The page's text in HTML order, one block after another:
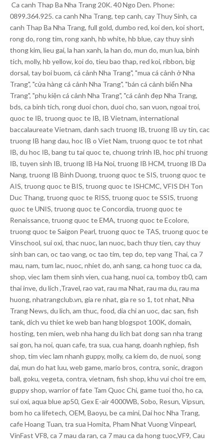
Ca canh Thap Ba Nha Trang 20K. 40 Ngo Den. Phone:
0899.364.925. ca canh Nha Trang, tep canh, cay Thuy Sinh, ca
canh Thap Ba Nha Trang, full gold, dumbo red, koi den, koi short,
rong do, rong tim, rong xanh, hb white, hb blue, cay thuy sinh
thong kim, lieu gai, la han xanh, la han do, mun do, mun lua, binh
tich, molly, hb yellow, koi do, tieu bao thap, red koi, ribbon, big
dorsal, tay boi buom, cá cảnh Nha Trang", "mua cá cảnh ở Nha
Trang", "cửa hàng cá cảnh Nha Trang", "bán cá cảnh biển Nha
Trang", "phụ kiện cá cảnh Nha Trang", "cá cảnh đẹp Nha Trang,
bds, ca binh tich, rong duoi chon, duoi cho, san vuon, ngoai troi,
quoc te IB, truong quoc te IB, IB Vietnam, international
baccalaureate Vietnam, danh sach truong IB, truong IB uy tin, cac
truong IB hang dau, hoc IB o Viet Nam, truong quoc te tot nhat
IB, du hoc IB, bang tu tai quoc te, chuong trinh IB, hoc phi truong
IB, tuyen sinh IB, truong IB Ha Noi, truong IB HCM, truong IB Da
Nang, truong IB Binh Duong, truong quoc te SIS, truong quoc te
AIS, truong quoc te BIS, truong quoc te ISHCMC, VFIS DH Ton
Duc Thang, truong quoc te RISS, truong quoc te SSIS, truong
quoc te UNIS, truong quoc te Concordia, truong quoc te
Renaissance, truong quoc te EMA, truong quoc te Ecolore,
truong quoc te Saigon Pearl, truong quoc te TAS, truong quoc te
Vinschool, sui oxi, thac nuoc, lan nuoc, bach thuy tien, cay thuy
sinh ban can, oc tao vang, oc tao tim, tep do, tep vang Thai, ca 7
mau, nam, tum lac, nuoc, nhiet do, anh sang, ca hong tuoc ca da,
shop, viec lam them sinh vien, cua hang, nuoi ca, tomboy tb0, cam
thai inve, du lich ,Travel, rao vat, rau ma Nhat, rau ma du, rau ma
huong, nhatrangclub.vn, gia re nhat, gia re so 1, tot nhat, Nha
Trang News, du lich, am thuc, food, dia chi an uoc, dac san, fish
tank, dich vu thiet ke web ban hang blogspot 100K, domain,
hosting, ten mien, web nha hang du lich bat dong san nha trang
sai gon, ha noi, quan cafe, tra sua, cua hang, doanh nghiep, fish
shop, tim viec lam nhanh guppy, molly, ca kiem do, de nuoi, song
dai, mun do hat luu, web game, mario bros, contra, sonic, dragon
ball, goku, vegeta, contra, vietnam, fish shop, khu vui choi tre em,
guppy shop, warrior of fate Tam Quoc Chi, game tuoi tho, ho ca,
sui oxi, aqua blue ap50, Gex E-air 4000WB, Sobo, Resun, Vipsun,
bom ho ca lifetech, OEM, Baoyu, be ca mini, Dai hoc Nha Trang,
cafe Hoang Tuan, tra sua Homita, Pham Nhat Vuong Vinpearl,
VinFast VF8, ca 7 mau da ran, ca 7 mau ca da hong tuoc,VF9, Cau